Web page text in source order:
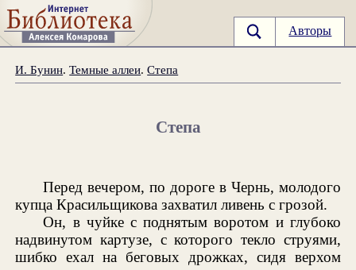
Авторы
И. Бунин.Темные аллеи.Степа
Степа
Перед вечером, по дороге в Чернь, молодого
купца Красильщикова захватил ливень с грозой.
Он, в чуйке с поднятым воротом и глубоко
надвинутом картузе, с которого текло струями,
шибко ехал на беговых дрожках, сидя верхом